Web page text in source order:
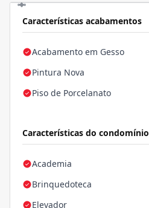
Características acabamentos
Acabamento em Gesso
Pintura Nova
Piso de Porcelanato
Características do
Academia
Brinquedoteca
Elevador